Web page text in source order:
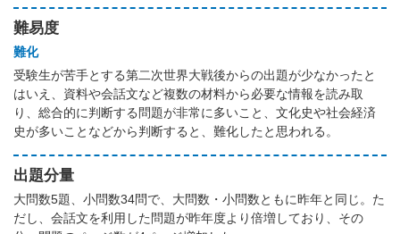
難易度
難化
受験生が苦手とする第二次世界大戦後からの出題が少なかったと
はいえ、資料や会話文など複数の材料から必要な情報を読み取
り、総合的に判断する問題が非常に多いこと、文化史や社会経済
史が多いことなどから判断すると、難化したと思われる。
出題分量
大問数5題、小問数34問で、大問数・小問数ともに昨年と同じ。た
だし、会話文を利用した問題が昨年度より倍増しており、その